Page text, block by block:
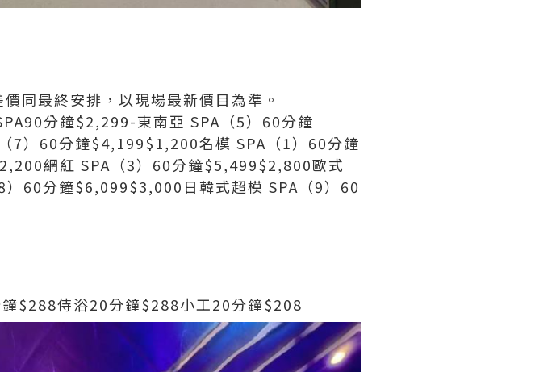
同最終安排，以現場最新價目為準。
分鐘$2,299-東南亞 SPA（5）60分鐘
7）60分鐘$4,199$1,200名模 SPA（1）60分鐘
網紅 SPA（3）60分鐘$5,499$2,800歐式
60分鐘$6,099$3,000日韓式超模 SPA（9）60
$288侍浴20分鐘$288小工20分鐘$208